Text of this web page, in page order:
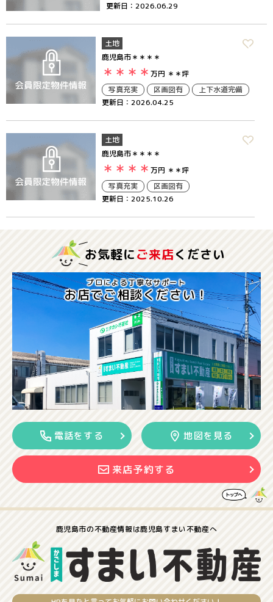
更新日：2026.06.29
土地
鹿児島市＊＊＊＊
＊＊＊＊ 万円 ＊＊坪
写真充実
区画図有
上下水道完備
更新日：2026.04.25
土地
鹿児島市＊＊＊＊
＊＊＊＊ 万円 ＊＊坪
写真充実
区画図有
更新日：2025.10.26
お気軽にご来店ください
プロによる丁寧なサポート
お店でご相談ください！
電話をする 地図を見る
来店予約する
鹿児島市の不動産情報は鹿児島すまい不動産へ